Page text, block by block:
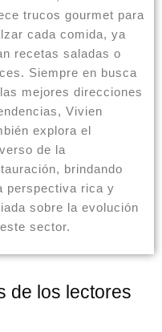
trucos gourmet para
cada comida, ya
recetas saladas o
Siempre en busca
mejores direcciones
Vivien
explora el
de la
brindando
perspectiva rica y
sobre la evolución
sector.
de los lectores